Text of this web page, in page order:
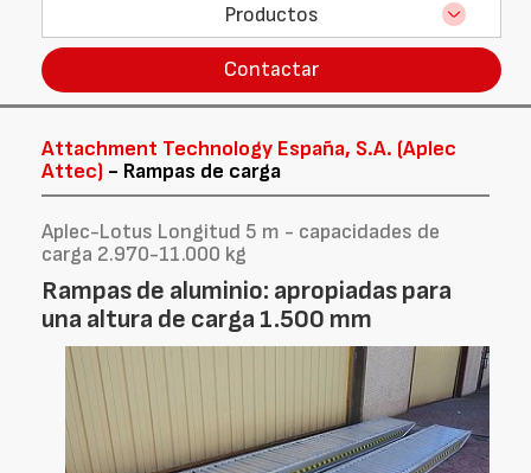
Productos
Contactar
Attachment Technology España, S.A. (Aplec
Attec) - Rampas de carga
Aplec-Lotus Longitud 5 m - capacidades de
carga 2.970-11.000 kg
Rampas de aluminio: apropiadas para
una altura de carga 1.500 mm